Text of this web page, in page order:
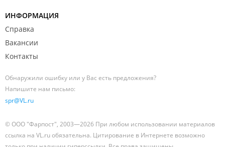
ИНФОРМАЦИЯ
Справка
Вакансии
Контакты
Обнаружили ошибку или у Вас есть предложения?
Напишите нам письмо:
spr@VL.ru
© ООО "Фарпост", 2003—2026 При любом использовании материалов
ссылка на VL.ru обязательна. Цитирование в Интернете возможно